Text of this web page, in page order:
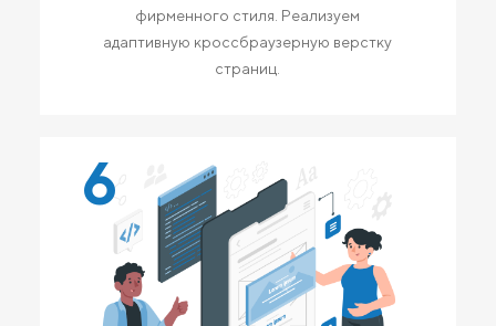
фирменного стиля. Реализуем
адаптивную кроссбраузерную верстку
страниц.
6